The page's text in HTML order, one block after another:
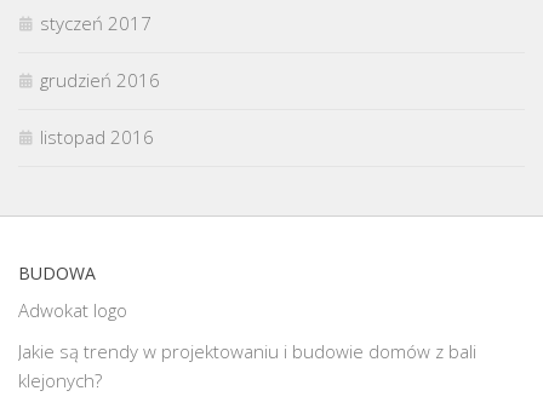
styczeń 2017
grudzień 2016
listopad 2016
BUDOWA
Adwokat logo
Jakie są trendy w projektowaniu i budowie domów z bali
klejonych?